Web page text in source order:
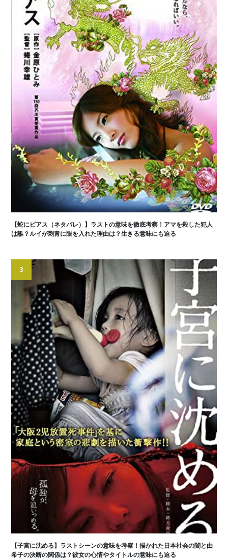
【蛇にピアス（ネタバレ）】ラストの意味を徹底考察！アマを殺した犯人
は誰？ルイが刺青に眼を入れた理由は？生きる意味にも迫る
3
【子宮に沈める】ラストシーンの意味を考察！描かれた日本社会の闇と由
希子の決断の関係は？彼女の心情やタイトルの意味にも迫る